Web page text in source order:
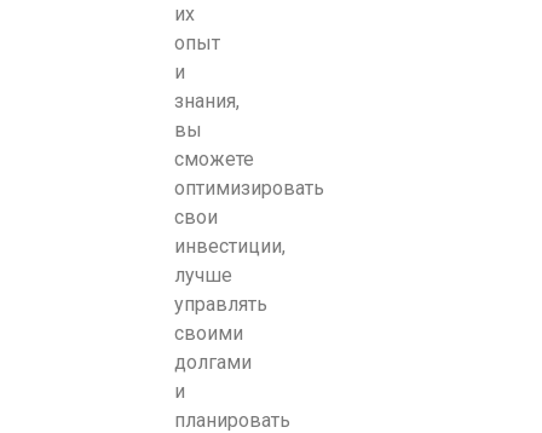
их
опыт
и
знания,
вы
сможете
оптимизировать
свои
инвестиции,
лучше
управлять
своими
долгами
и
планировать